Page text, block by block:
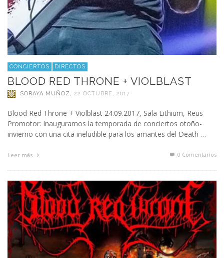
CONCIERTOS DIRECTOS
BLOOD RED THRONE + VIOLBLAST
SORAYA MUÑOZ , 22 OCTUBRE, 2017
Blood Red Throne + Violblast 24.09.2017, Sala Lithium, Reus
Promotor: Inauguramos la temporada de conciertos otoño-
invierno con una cita ineludible para los amantes del Death …
Leer más 0 Comentarios